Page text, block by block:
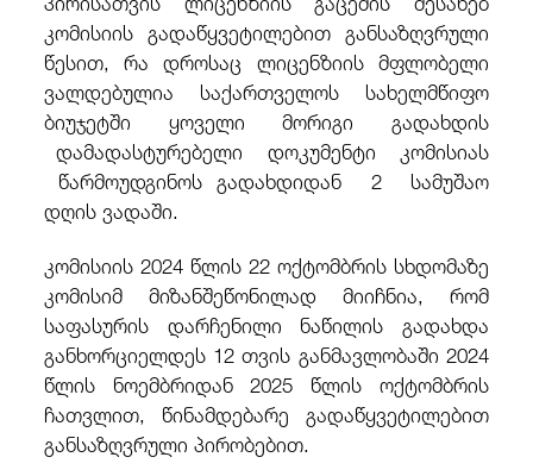
კომისიის გადაწყვეტილებით განსაზღვრული
წესით, რა დროსაც ლიცენზიის მფლობელი
ვალდებულია საქართველოს სახელმწიფო
ბიუჯეტში ყოველი მორიგი გადახდის
დამადასტურებელი დოკუმენტი კომისიას
წარმოუდგინოს გადახდიდან 2 სამუშაო
დღის ვადაში.
კომისიის 2024 წლის 22 ოქტომბრის სხდომაზე
კომისიმ მიზანშეწონილად მიიჩნია, რომ
საფასურის დარჩენილი ნაწილის გადახდა
განხორციელდეს 12 თვის განმავლობაში 2024
წლის ნოემბრიდან 2025 წლის ოქტომბრის
ჩათვლით, წინამდებარე გადაწყვეტილებით
განსაზღვრული პირობებით.